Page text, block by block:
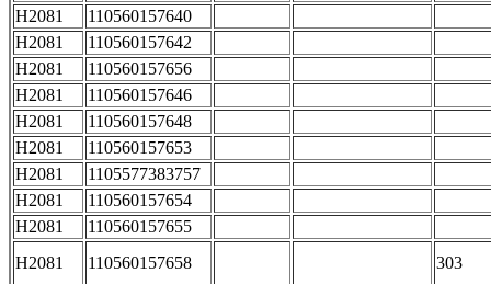
H2081
110560157640
H2081
110560157642
H2081
110560157656
H2081
110560157646
H2081
110560157648
H2081
110560157653
H2081
1105577383757
H2081
110560157654
H2081
110560157655
H2081
110560157658 303